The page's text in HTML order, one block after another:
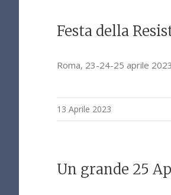
Festa della
Roma, 23-24-25 aprile 2023
13 Aprile 2023
Un grande 25